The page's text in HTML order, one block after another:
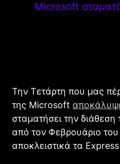
Microsoft
Την Τετάρτη που μας
της Microsoft
σταματήσει την
από τον Φεβρουάριο του
αποκλειστικά τα